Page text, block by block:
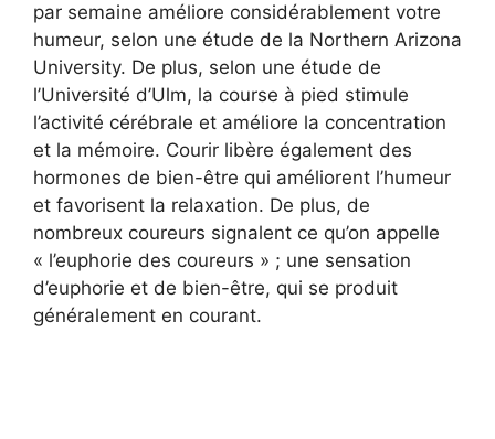
par semaine améliore considérablement votre
humeur, selon une étude de la Northern Arizona
University. De plus, selon une étude de
l’Université d’Ulm, la course à pied stimule
l’activité cérébrale et améliore la concentration
et la mémoire. Courir libère également des
hormones de bien-être qui améliorent l’humeur
et favorisent la relaxation. De plus, de
nombreux coureurs signalent ce qu’on appelle
« l’euphorie des coureurs » ; une sensation
d’euphorie et de bien-être, qui se produit
généralement en courant.